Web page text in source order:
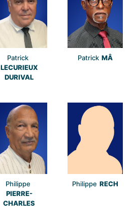
Patrick
LECURIEUX
DURIVAL
Patrick MÂ
Philippe
PIERRE-
CHARLES
Philippe RECH